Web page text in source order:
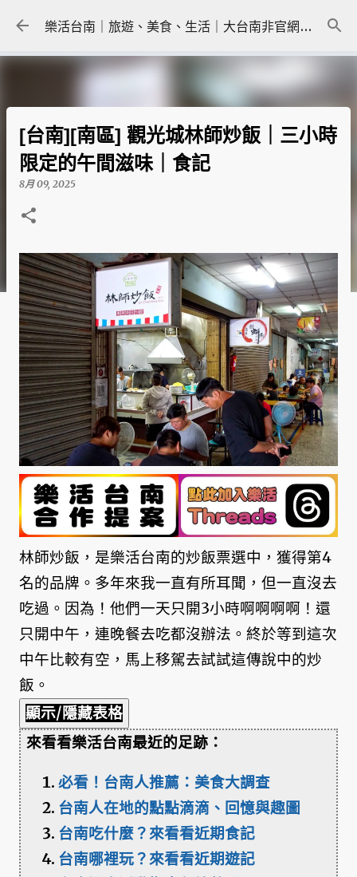
跳到主要內容 樂活台南｜旅遊、美食、生活｜大台南非官網｜tainanlohas.cc
[台南][南區] 觀光城林師炒飯｜三小時
限定的午間滋味｜食記
8月 09, 2025
林師炒飯，是樂活台南的炒飯票選中，獲得第4
名的品牌。多年來我一直有所耳聞，但一直沒去
吃過。因為！他們一天只開3小時啊啊啊啊！還
只開中午，連晚餐去吃都沒辦法。終於等到這次
中午比較有空，馬上移駕去試試這傳說中的炒
飯。
顯示/隱藏表格
來看看樂活台南最近的足跡：
必看！台南人推薦：美食大調查
台南人在地的點點滴滴、回憶與趣圖
台南吃什麼？來看看近期食記
台南哪裡玩？來看看近期遊記